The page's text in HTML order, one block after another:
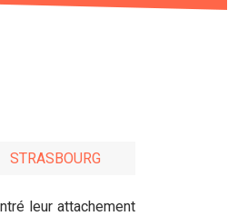
STRASBOURG
leur attachement